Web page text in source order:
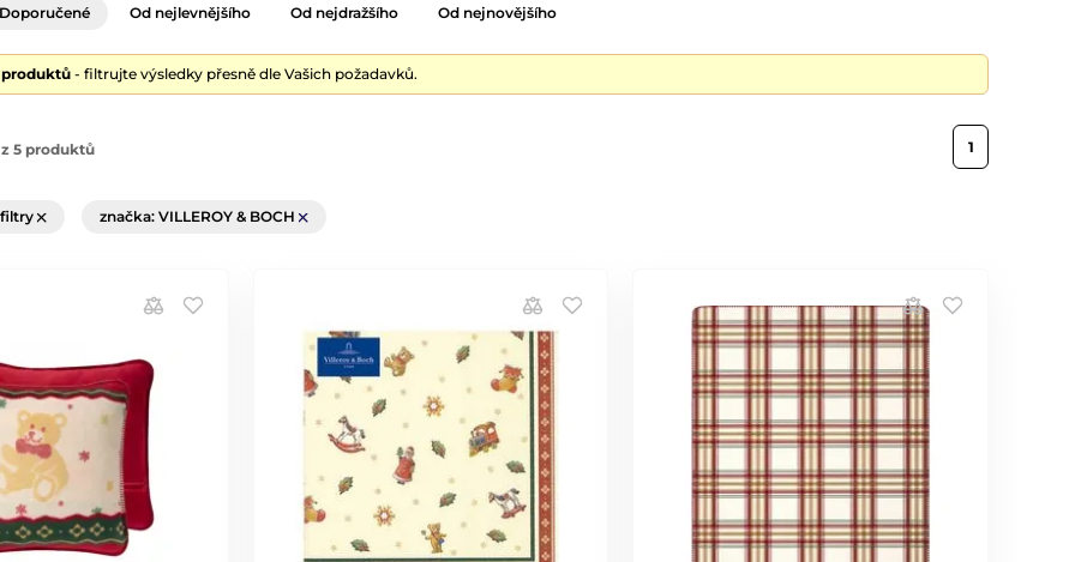
Doporučené Od nejlevnějšího Od nejdražšího Od nejnovějšího
produktů - filtrujte výsledky přesně dle Vašich požadavků.
5 produktů 1
značka: VILLEROY & BOCH